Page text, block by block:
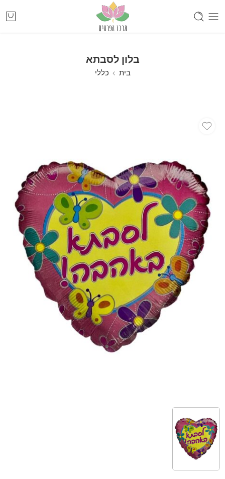
בלון לסבתא
בית כללי